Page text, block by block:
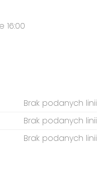
16:00
Brak podanych linii
Brak podanych linii
Brak podanych linii